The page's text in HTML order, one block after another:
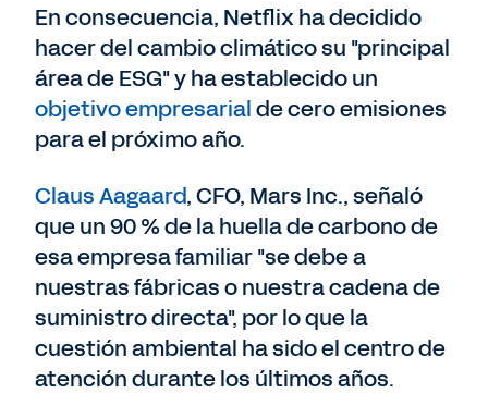
En consecuencia, Netflix ha decidido
hacer del cambio climático su "principal
área de ESG" y ha establecido un
objetivo empresarialde cero emisiones
para el próximo año.
Claus Aagaard, CFO, Mars Inc., señaló
que un 90 % de la huella de carbono de
esa empresa familiar "se debe a
nuestras fábricas o nuestra cadena de
suministro directa", por lo que la
cuestión ambiental ha sido el centro de
atención durante los últimos años.